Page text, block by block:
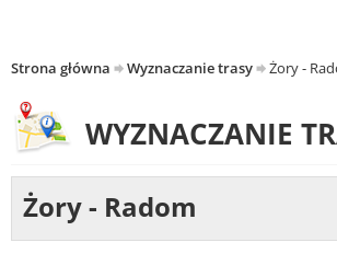
Strona główna Wyznaczanie trasy Żory -
WYZNACZANIE
Żory - Radom